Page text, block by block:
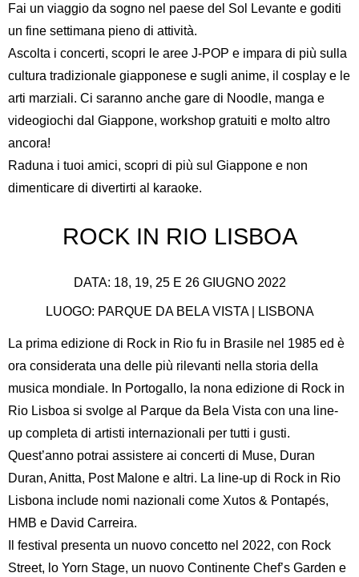
Fai un viaggio da sogno nel paese del Sol Levante e goditi
un fine settimana pieno di attività.
Ascolta i concerti, scopri le aree J-POP e impara di più sulla
cultura tradizionale giapponese e sugli anime, il cosplay e le
arti marziali. Ci saranno anche gare di Noodle, manga e
videogiochi dal Giappone, workshop gratuiti e molto altro
ancora!
Raduna i tuoi amici, scopri di più sul Giappone e non
dimenticare di divertirti al karaoke.
ROCK IN RIO LISBOA
DATA: 18, 19, 25 E 26 GIUGNO 2022
LUOGO: PARQUE DA BELA VISTA | LISBONA
La prima edizione di Rock in Rio fu in Brasile nel 1985 ed è
ora considerata una delle più rilevanti nella storia della
musica mondiale. In Portogallo, la nona edizione di Rock in
Rio Lisboa si svolge al Parque da Bela Vista con una line-
up completa di artisti internazionali per tutti i gusti.
Quest’anno potrai assistere ai concerti di Muse, Duran
Duran, Anitta, Post Malone e altri. La line-up di Rock in Rio
Lisbona include nomi nazionali come Xutos & Pontapés,
HMB e David Carreira.
Il festival presenta un nuovo concetto nel 2022, con Rock
Street, lo Yorn Stage, un nuovo Continente Chef’s Garden e